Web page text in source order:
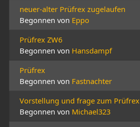
neuer-alter Prüfrex zugelaufen
Begonnen von Eppo
Prüfrex ZW6
Begonnen von Hansdampf
Prüfrex
Begonnen von Fastnachter
Vorstellung und frage zum Prüfrex
Begonnen von Michael323